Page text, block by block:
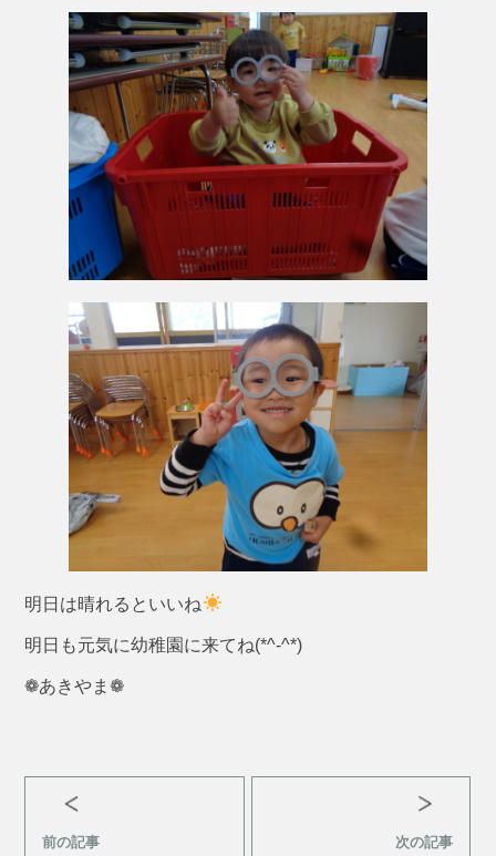
明日は晴れるといいね
明日も元気に幼稚園に来てね(*^-^*)
❁あきやま❁
前の記事 次の記事